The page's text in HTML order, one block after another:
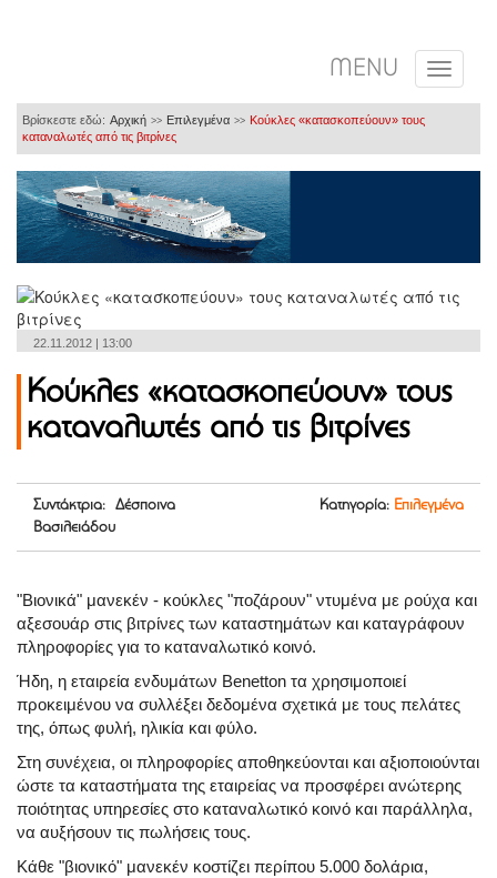
MENU
Βρίσκεστε εδώ: Αρχική >> Επιλεγμένα >> Κούκλες «κατασκοπεύουν» τους
καταναλωτές από τις βιτρίνες
22.11.2012 | 13:00
Κούκλες «κατασκοπεύουν» τους
καταναλωτές από τις βιτρίνες
Συντάκτρια: Δέσποινα
Βασιλειάδου
Κατηγορία: Επιλεγμένα
"Βιονικά" μανεκέν - κούκλες "ποζάρουν" ντυμένα με ρούχα και
αξεσουάρ στις βιτρίνες των καταστημάτων και καταγράφουν
πληροφορίες για το καταναλωτικό κοινό.
Ήδη, η εταιρεία ενδυμάτων Benetton τα χρησιμοποιεί
προκειμένου να συλλέξει δεδομένα σχετικά με τους πελάτες
της, όπως φυλή, ηλικία και φύλο.
Στη συνέχεια, οι πληροφορίες αποθηκεύονται και αξιοποιούνται
ώστε τα καταστήματα της εταιρείας να προσφέρει ανώτερης
ποιότητας υπηρεσίες στο καταναλωτικό κοινό και παράλληλα,
να αυξήσουν τις πωλήσεις τους.
Κάθε "βιονικό" μανεκέν κοστίζει περίπου 5.000 δολάρια,